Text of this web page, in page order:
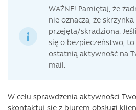
WAŻNE! Pamiętaj, że
nie oznacza, że
przejęta/skradziona.
się o bezpieczeństwo,
ostatnią aktywność na
mail.
W celu sprawdzenia aktywności
skontaktuj się z biurem obsługi